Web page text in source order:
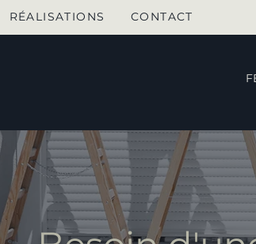
RÉALISATIONS CONTACT